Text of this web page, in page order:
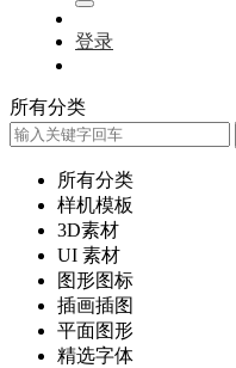
登录
所有分类
所有分类
样机模板
3D素材
UI 素材
图形图标
插画插图
平面图形
精选字体